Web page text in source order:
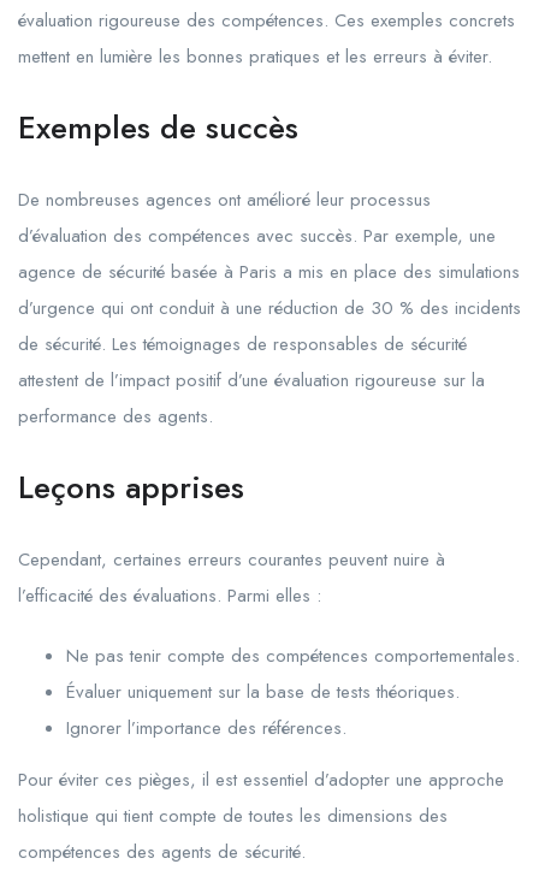
évaluation rigoureuse des compétences. Ces exemples concrets
mettent en lumière les bonnes pratiques et les erreurs à éviter.
Exemples de succès
De nombreuses agences ont amélioré leur processus
d’évaluation des compétences avec succès. Par exemple, une
agence de sécurité basée à Paris a mis en place des simulations
d’urgence qui ont conduit à une réduction de 30 % des incidents
de sécurité. Les témoignages de responsables de sécurité
attestent de l’impact positif d’une évaluation rigoureuse sur la
performance des agents.
Leçons apprises
Cependant, certaines erreurs courantes peuvent nuire à
l’efficacité des évaluations. Parmi elles :
Ne pas tenir compte des compétences comportementales.
Évaluer uniquement sur la base de tests théoriques.
Ignorer l’importance des références.
Pour éviter ces pièges, il est essentiel d’adopter une approche
holistique qui tient compte de toutes les dimensions des
compétences des agents de sécurité.